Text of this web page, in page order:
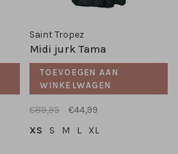
Saint Tropez
Midi jurk Tama
TOEVOEGEN AAN
WINKELWAGEN
€89,95
€44,99
XS
S M L XL